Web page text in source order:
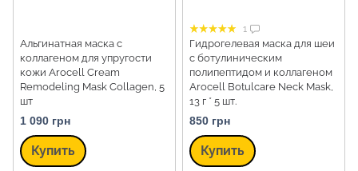
Альгинатная маска с
коллагеном для упругости
кожи Arocell Cream
Remodeling Mask Collagen, 5
шт
1 090 грн
Купить
1
Гидрогелевая маска для шеи
с ботулиническим
полипептидом и коллагеном
Arocell Botulcare Neck Mask,
13 г * 5 шт.
850 грн
Купить